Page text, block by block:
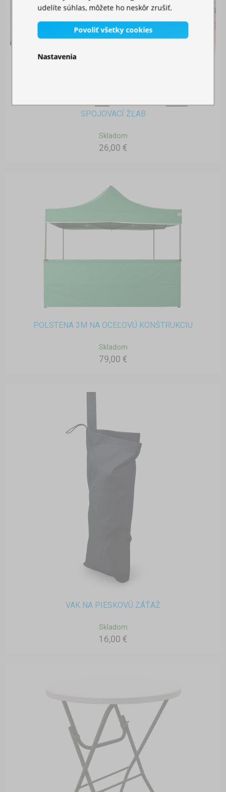
SPOJOVACÍ ŽĽAB
Skladom
26,00 €
POLSTENA 3M NA OCEĽOVÚ KONŠTRUKCIU
Skladom
79,00 €
VAK NA PIESKOVÚ ZÁŤAŽ
Skladom
16,00 €
udelíte súhlas, môžete ho neskôr zrušiť.
Povoliť všetky cookies
Nastavenia